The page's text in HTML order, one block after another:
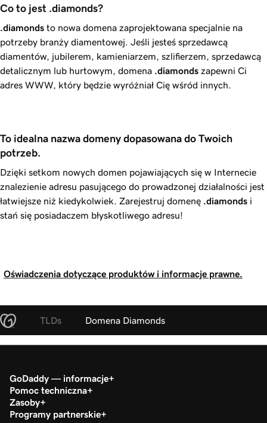
Co to jest .diamonds?
.diamonds to nowa domena zaprojektowana specjalnie na
potrzeby branży diamentowej. Jeśli jesteś sprzedawcą
diamentów, jubilerem, kamieniarzem, szlifierzem, sprzedawcą
detalicznym lub hurtowym, domena .diamonds zapewni Ci
adres WWW, który będzie wyróżniał Cię wśród innych.
To idealna nazwa domeny dopasowana do Twoich
potrzeb.
Dzięki setkom nowych domen pojawiających się w Internecie
znalezienie adresu pasującego do prowadzonej działalności jest
łatwiejsze niż kiedykolwiek. Zarejestruj domenę .diamonds i
stań się posiadaczem błyskotliwego adresu!
Oświadczenia dotyczące produktów i informacje prawne.
TLDs Domena Diamonds
GoDaddy — informacje
Pomoc techniczna
Zasoby
Programy partnerskie